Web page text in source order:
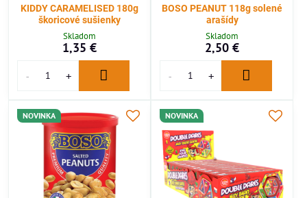
KIDDY CARAMELISED 180g
škoricové sušienky
Skladom
1,35 €
BOSO PEANUT 118g solené
arašídy
Skladom
2,50 €
NOVINKA NOVINKA